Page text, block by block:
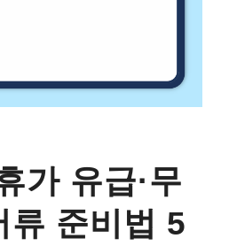
가 유급·무
류 준비법 5